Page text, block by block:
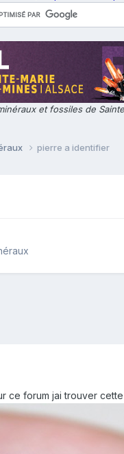
et fossiles de
pierre a identifier
ce forum jai trouver